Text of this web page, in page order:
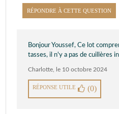
RÉPONDRE À CETTE QUESTION
Bonjour Youssef, Ce lot
tasses, il n'y a pas de cuillères
Charlotte le 10 octobre 2024
RÉPONSE UTILE (0)